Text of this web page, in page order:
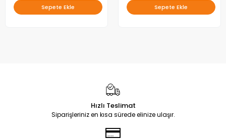
Sepete Ekle Sepete Ekle
Hızlı Teslimat
Siparişleriniz en kısa sürede elinize ulaşır.